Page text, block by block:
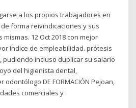
a los propios trabajadores en
forma reivindicaciones y sus
12 Oct 2018 con mejor
índice de empleabilidad. prótesis
pudiendo incluso duplicar su salario
del higienista dental,
DE FORMACIÓN Pejoan,
comerciales y